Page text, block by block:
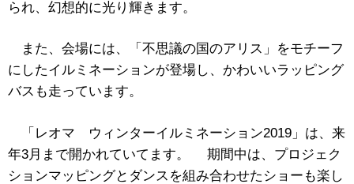
られ、幻想的に光り輝きます。
また、会場には、「不思議の国のアリス」をモチーフ
にしたイルミネーションが登場し、かわいいラッピング
バスも走っています。
「レオマ ウィンターイルミネーション2019」は、来
年3月まで開かれていてます。 期間中は、プロジェク
ションマッピングとダンスを組み合わせたショーも楽し